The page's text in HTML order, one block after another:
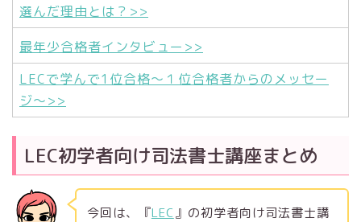
選んだ理由とは？>>
最年少合格者インタビュー>>
LECで学んで1位合格～１位合格者からのメッセー
ジ～>>
LEC初学者向け司法書士講座まとめ
今回は、『LEC』の初学者向け司法書士講